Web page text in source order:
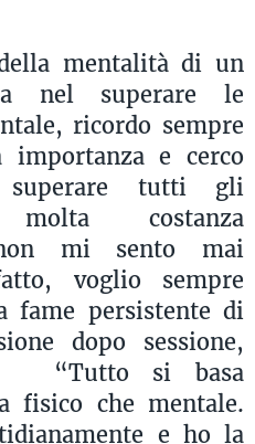
mentalità di un
nel superare le
ricordo sempre
e cerco
superare tutti gli
costanza
mi sento mai
voglio sempre
fame persistente di
dopo sessione,
“Tutto si basa
fisico che mentale.
e ho la